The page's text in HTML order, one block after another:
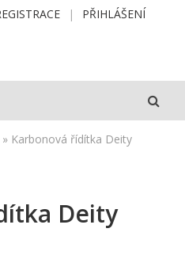
PŘIHLÁŠENÍ
» Karbonová řídítka Deity
Deity